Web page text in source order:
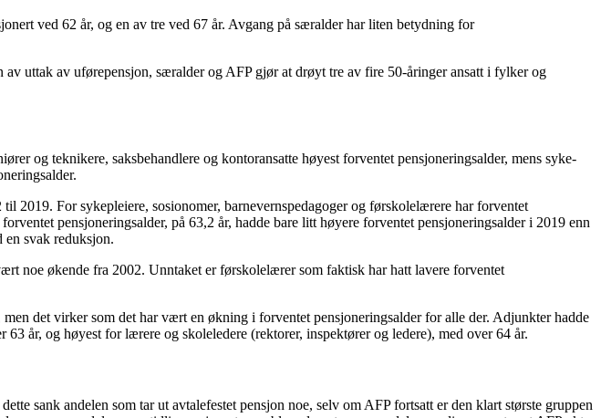
ved 62 år, og en av tre ved 67 år. Avgang på særalder har liten betydning for
uttak av uførepensjon, særalder og AFP gjør at drøyt tre av fire 50-åringer ansatt i fylker og
og teknikere, saksbehandlere og kontoransatte høyest forventet pensjoneringsalder, mens syke-
2019. For sykepleiere, sosionomer, barnevernspedagoger og førskolelærere har forventet
pensjoneringsalder, på 63,2 år, hadde bare litt høyere forventet pensjoneringsalder i 2019 enn
en svak reduksjon.
noe økende fra 2002. Unntaket er førskolelærer som faktisk har hatt lavere forventet
det virker som det har vært en økning i forventet pensjoneringsalder for alle der. Adjunkter hadde
år, og høyest for lærere og skoleledere (rektorer, inspektører og ledere), med over 64 år.
sank andelen som tar ut avtalefestet pensjon noe, selv om AFP fortsatt er den klart største gruppen